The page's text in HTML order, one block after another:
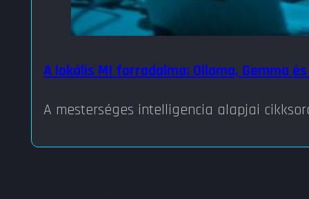
A lokális MI forradalma: Ollama, Gemma
A mesterséges intelligencia alapjai